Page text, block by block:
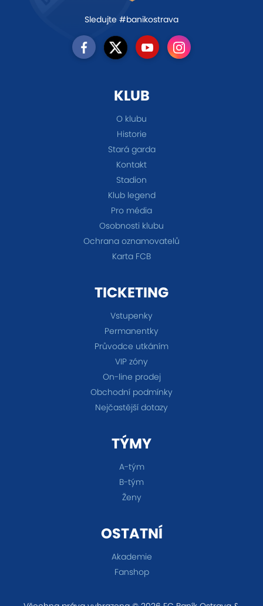
Sledujte #banikostrava
KLUB
O klubu
Historie
Stará garda
Kontakt
Stadion
Klub legend
Pro média
Osobnosti klubu
Ochrana oznamovatelů
Karta FCB
TICKETING
Vstupenky
Permanentky
Průvodce utkáním
VIP zóny
On-line prodej
Obchodní podmínky
Nejčastější dotazy
TÝMY
A-tým
B-tým
Ženy
OSTATNÍ
Akademie
Fanshop